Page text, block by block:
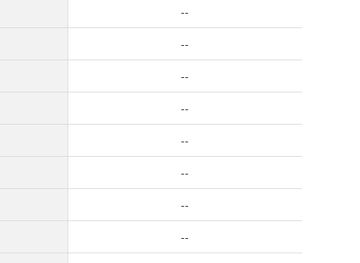
--
--
--
--
--
--
--
--